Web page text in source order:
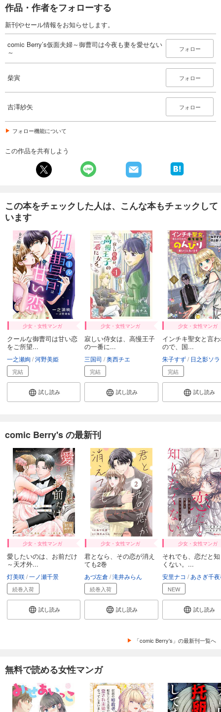
作品・作者をフォローする
新刊やセール情報をお知らせします。
comic Berry’s仮面夫婦～御曹司は今夜も妻を愛せない
～
フォロー
柴寅 フォロー
吉澤紗矢 フォロー
フォロー機能について
この作品を共有しよう
この本をチェックした人は、こんな本もチェックして
います
少女・女性マンガ
クールな御曹司は甘い恋
をご所望...
一之瀬絢 河野美姫
完結
試し読み
少女・女性マンガ
寂しい侍女は、高慢王子
の一番に...
三国司 奥西チエ
完結
試し読み
少女・女性マンガ
インチキ聖女と言
ので、国...
朱子すず 日之影ソラ
完結
試し読み
comic Berry's の最新刊
少女・女性マンガ
愛したいのは、お前だけ
～天才外...
灯美咲 一ノ瀬千景
続巻入荷
試し読み
少女・女性マンガ
君となら、その恋が消え
ても2巻
あづ左倉 滝井みらん
続巻入荷
試し読み
少女・女性マンガ
それでも、恋だと
くない。...
安里ナコ あさぎ千
NEW
試し読み
「comic Berry's」の最新刊一覧へ
無料で読める女性マンガ